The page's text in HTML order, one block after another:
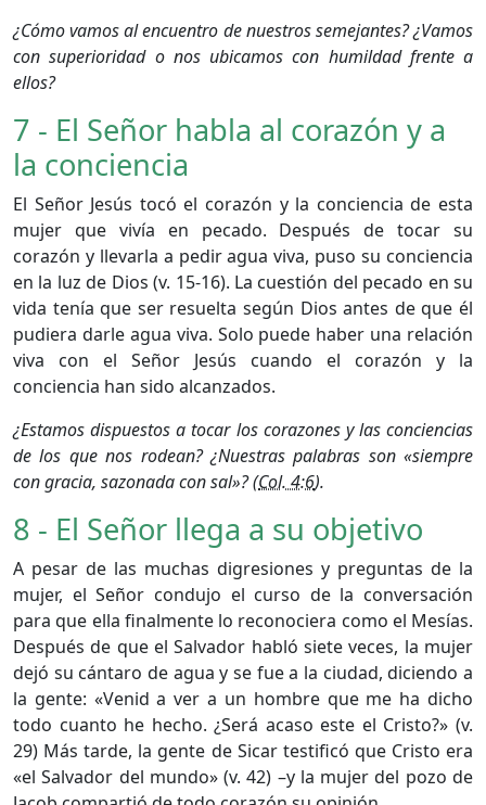
¿Cómo vamos al encuentro de nuestros semejantes? ¿Vamos
con superioridad o nos ubicamos con humildad frente a
ellos?
7 - El Señor habla al corazón y a
la conciencia
El Señor Jesús tocó el corazón y la conciencia de esta
mujer que vivía en pecado. Después de tocar su
corazón y llevarla a pedir agua viva, puso su conciencia
en la luz de Dios (v. 15-16). La cuestión del pecado en su
vida tenía que ser resuelta según Dios antes de que él
pudiera darle agua viva. Solo puede haber una relación
viva con el Señor Jesús cuando el corazón y la
conciencia han sido alcanzados.
¿Estamos dispuestos a tocar los corazones y las conciencias
de los que nos rodean? ¿Nuestras palabras son «siempre
con gracia, sazonada con sal»? (Col. 4:6).
8 - El Señor llega a su objetivo
A pesar de las muchas digresiones y preguntas de la
mujer, el Señor condujo el curso de la conversación
para que ella finalmente lo reconociera como el Mesías.
Después de que el Salvador habló siete veces, la mujer
dejó su cántaro de agua y se fue a la ciudad, diciendo a
la gente: «Venid a ver a un hombre que me ha dicho
todo cuanto he hecho. ¿Será acaso este el Cristo?» (v.
29) Más tarde, la gente de Sicar testificó que Cristo era
«el Salvador del mundo» (v. 42) –y la mujer del pozo de